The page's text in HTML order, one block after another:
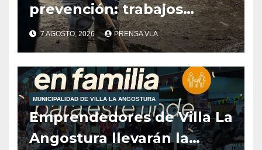
prevención: trabajos
municipales ante las
condiciones climáticas.
7 AGOSTO, 2026 PRENSA VLA
MUNICIPALIDAD DE VILLA LA ANGOSTURA
Emprendedores de Villa La
Angostura llevarán la